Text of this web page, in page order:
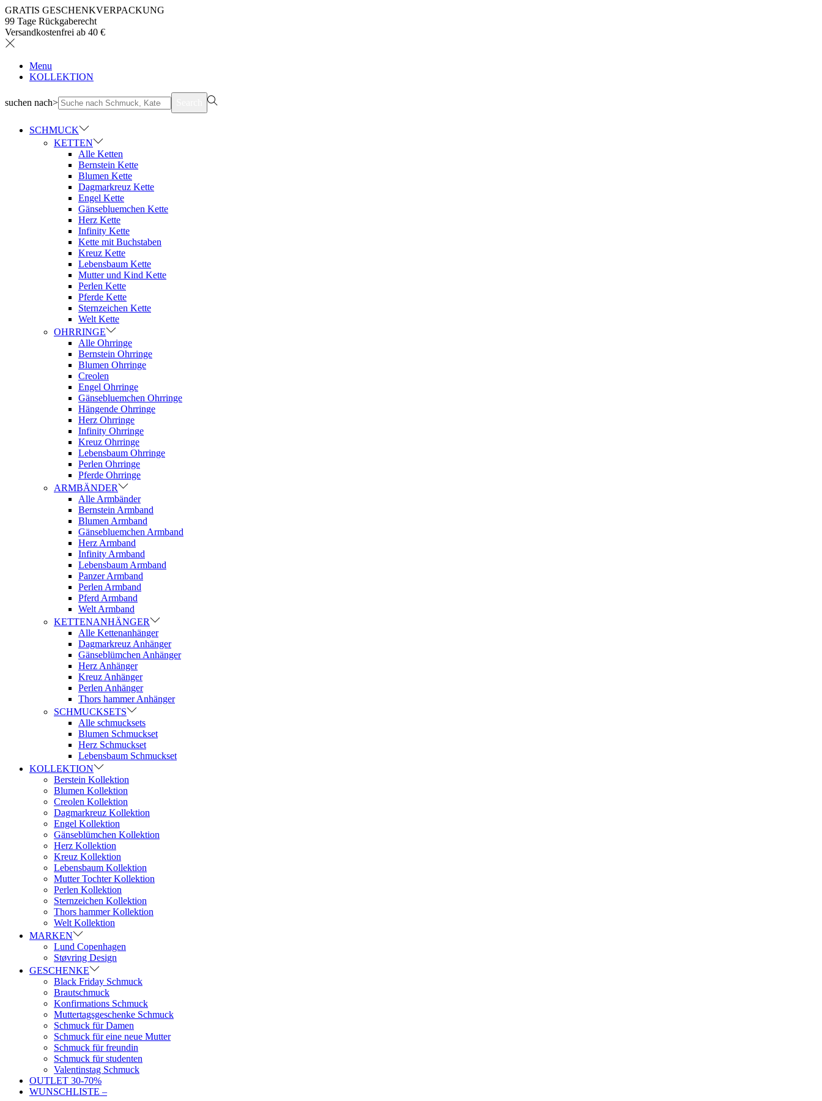
GRATIS GESCHENKVERPACKUNG
99 Tage Rückgaberecht
Versandkostenfrei ab 40 €
Menu
KOLLEKTION
suchen nach>
SCHMUCK
KETTEN
Alle Ketten
Bernstein Kette
Blumen Kette
Dagmarkreuz Kette
Engel Kette
Gänsebluemchen Kette
Herz Kette
Infinity Kette
Kette mit Buchstaben
Kreuz Kette
Lebensbaum Kette
Mutter und Kind Kette
Perlen Kette
Pferde Kette
Sternzeichen Kette
Welt Kette
OHRRINGE
Alle Ohrringe
Bernstein Ohrringe
Blumen Ohrringe
Creolen
Engel Ohrringe
Gänsebluemchen Ohrringe
Hängende Ohrringe
Herz Ohrringe
Infinity Ohrringe
Kreuz Ohrringe
Lebensbaum Ohrringe
Perlen Ohrringe
Pferde Ohrringe
ARMBÄNDER
Alle Armbänder
Bernstein Armband
Blumen Armband
Gänsebluemchen Armband
Herz Armband
Infinity Armband
Lebensbaum Armband
Panzer Armband
Perlen Armband
Pferd Armband
Welt Armband
KETTENANHÄNGER
Alle Kettenanhänger
Dagmarkreuz Anhänger
Gänseblümchen Anhänger
Herz Anhänger
Kreuz Anhänger
Perlen Anhänger
Thors hammer Anhänger
SCHMUCKSETS
Alle schmucksets
Blumen Schmuckset
Herz Schmuckset
Lebensbaum Schmuckset
KOLLEKTION
Berstein Kollektion
Blumen Kollektion
Creolen Kollektion
Dagmarkreuz Kollektion
Engel Kollektion
Gänseblümchen Kollektion
Herz Kollektion
Kreuz Kollektion
Lebensbaum Kollektion
Mutter Tochter Kollektion
Perlen Kollektion
Sternzeichen Kollektion
Thors hammer Kollektion
Welt Kollektion
MARKEN
Lund Copenhagen
Støvring Design
GESCHENKE
Black Friday Schmuck
Brautschmuck
Konfirmations Schmuck
Muttertagsgeschenke Schmuck
Schmuck für Damen
Schmuck für eine neue Mutter
Schmuck für freundin
Schmuck für studenten
Valentinstag Schmuck
OUTLET 30-70%
WUNSCHLISTE –